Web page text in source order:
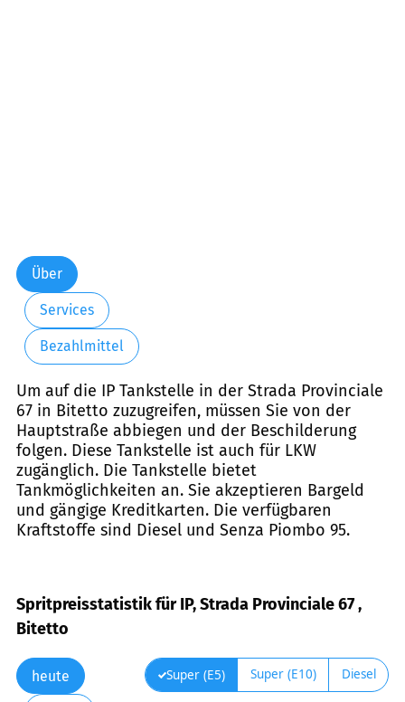
Über
Services
Bezahlmittel
Um auf die IP Tankstelle in der Strada Provinciale
67 in Bitetto zuzugreifen, müssen Sie von der
Hauptstraße abbiegen und der Beschilderung
folgen. Diese Tankstelle ist auch für LKW
zugänglich. Die Tankstelle bietet
Tankmöglichkeiten an. Sie akzeptieren Bargeld
und gängige Kreditkarten. Die verfügbaren
Kraftstoffe sind Diesel und Senza Piombo 95.
Spritpreisstatistik für IP, Strada Provinciale 67 ,
Bitetto
heute Super (E5) Super (E10) Diesel